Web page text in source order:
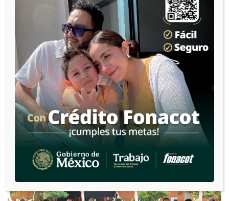
INAUGURA HOSPITAL GENERAL DR.
AGUSTÍN O’HORÁN EN BENEFICIO DE
UN MILLÓN 200 MIL PERSONAS;
ARRANCA IMSS BIENESTAR EN
YUCATÁN
MEXICO COMUNICA 2026-05-17